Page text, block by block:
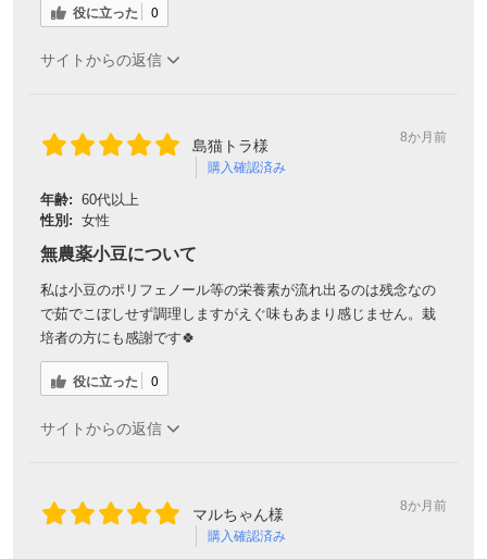
役に立った 0
サイトからの返信
島猫トラ様
購入確認済み
8か月前
年齢: 60代以上
性別: 女性
無農薬小豆について
私は小豆のポリフェノール等の栄養素が流れ出るのは残念なの
で茹でこぼしせず調理しますがえぐ味もあまり感じません。栽
培者の方にも感謝です🍀
役に立った 0
サイトからの返信
マルちゃん様
購入確認済み
8か月前